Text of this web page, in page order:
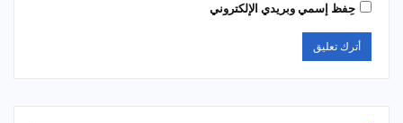
حِفظ إسمي وبريدي الإلكتروني